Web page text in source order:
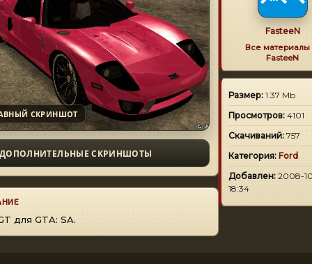
СКРИНШОТ
ДОПОЛНИТЕЛЬНЫЕ СКРИНШОТЫ
для GTA: SA.
FasteeN
Все материалы
FasteeN
Размер: 1.37 Mb
Просмотров: 4101
Скачиваний: 757
Категория: Ford
Добавлен: 2008-
18:34